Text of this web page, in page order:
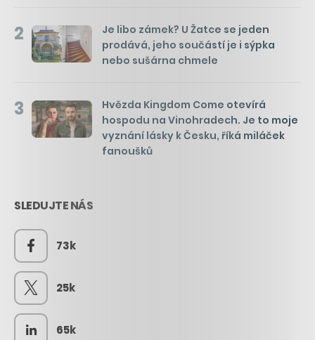
2
Je libo zámek? U Žatce se jeden
prodává, jeho součástí je i sýpka
nebo sušárna chmele
3
Hvězda Kingdom Come otevírá
hospodu na Vinohradech. Je to moje
vyznání lásky k Česku, říká miláček
fanoušků
SLEDUJTE NÁS
73k
25k
65k